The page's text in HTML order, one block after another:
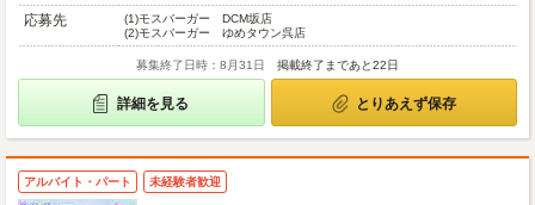
応募先
(1)モスバーガー DCM坂店
(2)モスバーガー ゆめタウン呉店
募集終了日時：8月31日 掲載終了まであと22日
詳細を見る とりあえず保存
アルバイト・パート 未経験者歓迎